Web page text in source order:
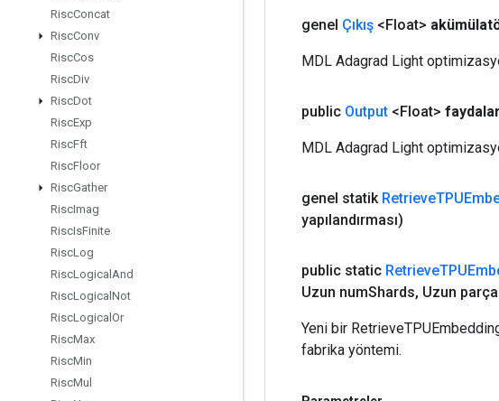
RiscConcat
RiscConv
RiscCos
RiscDiv
RiscDot
RiscExp
RiscFft
RiscFloor
RiscGather
RiscImag
RiscIsFinite
RiscLog
RiscLogical And
RiscLogical Not
RiscLogical Or
RiscMax
RiscMin
RiscMul
genel Çıkış <Float>
MDL Adagrad Light
public Output <Float>
MDL Adagrad Light
genel statik Retrieve
yapılandırması)
public static Retrieve
Uzun numShards, Uzun
Yeni bir
fabrika yöntemi.